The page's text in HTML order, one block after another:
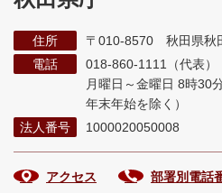
住所
〒010-8570 秋田県秋
電話
018-860-1111（代表）
月曜日～金曜日 8時30
年末年始を除く）
法人番号
1000020050008
アクセス 部署別電話